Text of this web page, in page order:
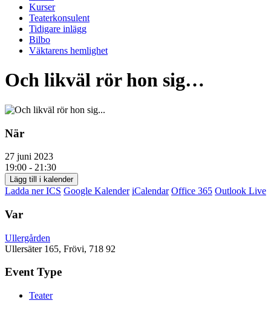
Kurser
Teaterkonsulent
Tidigare inlägg
Bilbo
Väktarens hemlighet
Och likväl rör hon sig…
När
27 juni 2023
19:00 - 21:30
Lägg till i kalender
Ladda ner ICS Google Kalender iCalendar Office 365 Outlook Live
Var
Ullergården
Ullersäter 165, Frövi, 718 92
Event Type
Teater